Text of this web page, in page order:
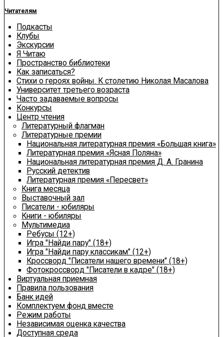
Читателям
Подкасты
Клубы
Экскурсии
Я Читаю
Пространство библиотеки
Как записаться?
Стихи о героях войны. К столетию Николая Масалова
Университет третьего возраста
Часто задаваемые вопросы
Конкурсы
Центр чтения
Литературный флагман
Литературные премии
Национальная литературная премия «Большая книга»
Литературная премия «Ясная Поляна»
Национальная литературная премия Д. А. Гранина
Русский детектив
Литературная премия «Пересвет»
Книга месяца
Выставочный зал
Писатели - юбиляры
Книги - юбиляры
Мультимедиа
Ребусы (12+)
Игра "Найди пару" (18+)
Игра "Найди пару классикам" (12+)
Кроссворд "Писатели нашего времени" (18+)
Фотокроссворд "Писатели в кадре" (18+)
Виртуальная приемная
Правила пользования
Банк идей
Комплектуем фонд вместе
Режим работы
Независимая оценка качества
Доступная среда